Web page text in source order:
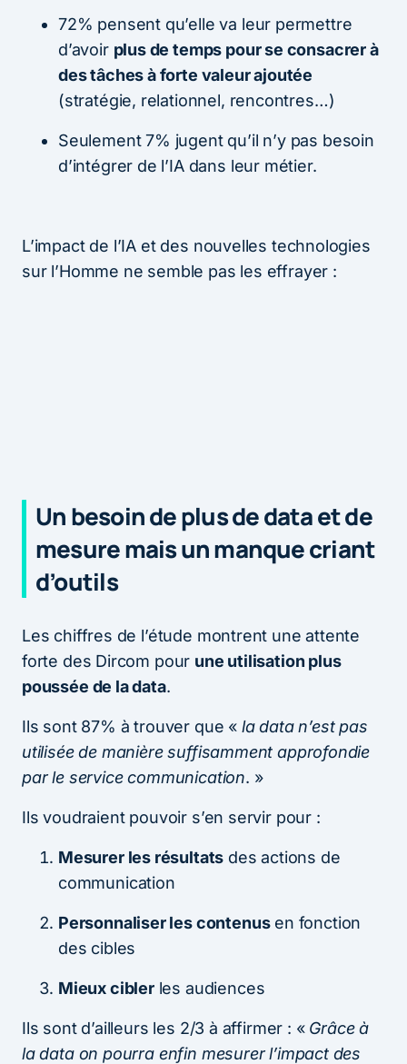
72% pensent qu’elle va leur permettre
d’avoir plus de temps pour se consacrer à
des tâches à forte valeur ajoutée
(stratégie, relationnel, rencontres…)
Seulement 7% jugent qu’il n’y pas besoin
d’intégrer de l’IA dans leur métier.
L’impact de l’IA et des nouvelles technologies
sur l’Homme ne semble pas les effrayer :
Un besoin de plus de data et de
mesure mais un manque criant
d’outils
Les chiffres de l’étude montrent une attente
forte des Dircom pour une utilisation plus
poussée de la data.
Ils sont 87% à trouver que « la data n’est pas
utilisée de manière suffisamment approfondie
par le service communication. »
Ils voudraient pouvoir s’en servir pour :
Mesurer les résultats des actions de
communication
Personnaliser les contenusen fonction
des cibles
Mieux ciblerles audiences
Ils sont d’ailleurs les 2/3 à affirmer : « Grâce à
la data on pourra enfin mesurer l’impact des